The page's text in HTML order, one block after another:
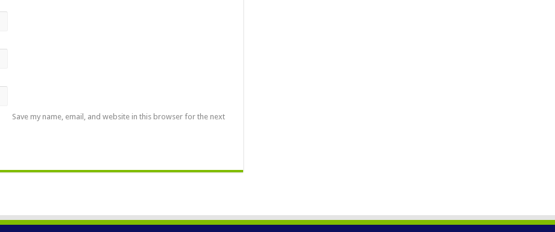
Save my name, email, and website in this browser for the next